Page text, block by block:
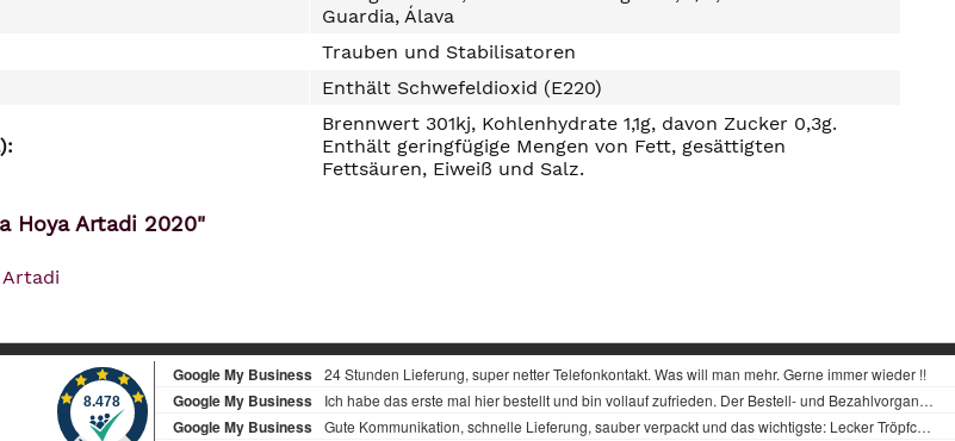
Guardia, Álava
Trauben und Stabilisatoren
Enthält Schwefeldioxid (E220)
Brennwert 301kj, Kohlenhydrate 1,1g, davon Zucker 0,3g.
Enthält geringfügige Mengen von Fett, gesättigten
Fettsäuren, Eiweiß und Salz.
Hoya Artadi 2020"